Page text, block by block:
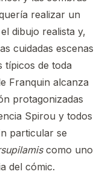
realizar un
dibujo realista y,
cuidadas escenas
típicos de toda
Franquin alcanza
protagonizadas
Spirou y todos
particular se
como uno
del cómic.